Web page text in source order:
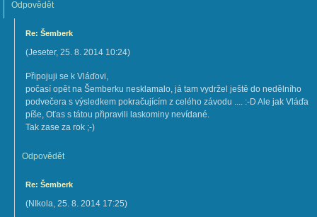
Odpovědět
Re: Šemberk
(Jeseter, 25. 8. 2014 10:24)
Připojuji se k Vláďovi,
počasí opět na Šemberku nesklamalo, já tam vydržel ještě do nedělního
podvečera s výsledkem pokračujícím z celého závodu .... :-D Ale jak Vláďa
píše, Oťas s tátou připravili laskominy nevídané.
Tak zase za rok ;-)
Odpovědět
Re: Šemberk
(NIkola, 25. 8. 2014 17:25)